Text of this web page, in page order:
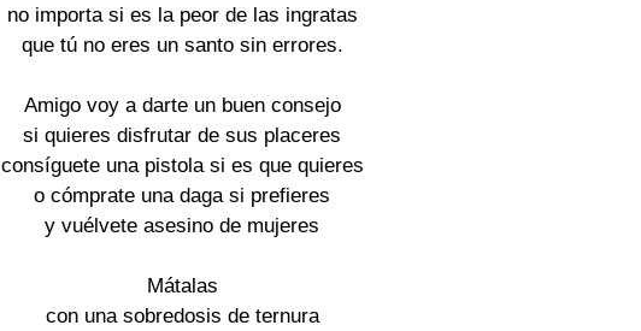
no importa si es la peor de las ingratas
que tú no eres un santo sin errores.
Amigo voy a darte un buen consejo
si quieres disfrutar de sus placeres
consíguete una pistola si es que quieres
o cómprate una daga si prefieres
y vuélvete asesino de mujeres
Mátalas
con una sobredosis de ternura